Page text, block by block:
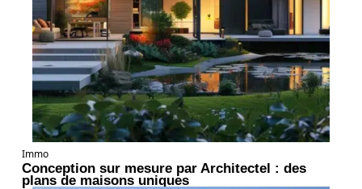
Immo
Conception sur mesure par Architectel : des
plans de maisons uniques